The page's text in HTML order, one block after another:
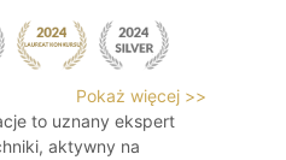
Pokaż więcej >>
to uznany ekspert
aktywny na